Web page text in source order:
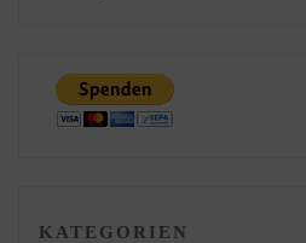
KATEGORIEN